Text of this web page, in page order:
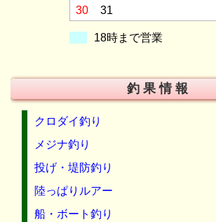
30
31
18時まで営業
釣 果 情 報
クロダイ釣り
メジナ釣り
投げ・堤防釣り
陸っぱりルアー
船・ボート釣り